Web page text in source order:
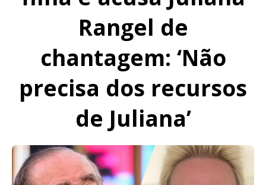
Rangel de
chantagem: ‘Não
precisa dos recursos
de Juliana’